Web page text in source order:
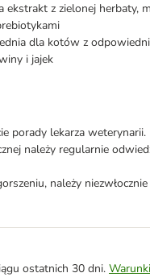
ekstrakt z zielonej herbaty,
dla kotów z
i jajek
porady lekarza weterynarii.
należy regularnie
należy
ostatnich 30 dni.